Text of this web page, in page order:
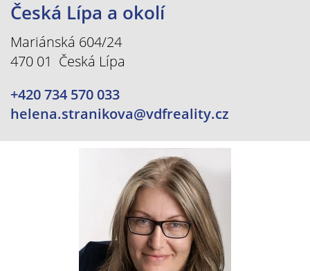
Česká Lípa a okolí
Mariánská 604/24
470 01 Česká Lípa
+420 734 570 033
helena.stranikova@vdfreality.cz